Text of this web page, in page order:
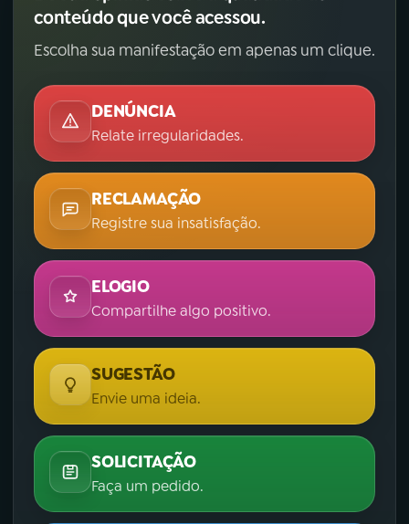
conteúdo que você acessou.
Escolha sua manifestação em apenas um clique.
DENÚNCIA
Relate irregularidades.
RECLAMAÇÃO
Registre sua insatisfação.
ELOGIO
Compartilhe algo positivo.
SUGESTÃO
Envie uma ideia.
SOLICITAÇÃO
Faça um pedido.